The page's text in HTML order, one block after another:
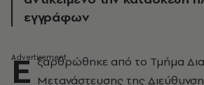
εγγράφων
Ε ξαρθρώθηκε από το Τμήμα
Μετανάστευσης της